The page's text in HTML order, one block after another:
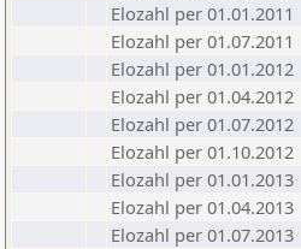
Elozahl per 01.01.2011
Elozahl per 01.07.2011
Elozahl per 01.01.2012
Elozahl per 01.04.2012
Elozahl per 01.07.2012
Elozahl per 01.10.2012
Elozahl per 01.01.2013
Elozahl per 01.04.2013
Elozahl per 01.07.2013